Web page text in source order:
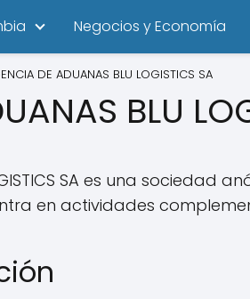
Negocios y Economía
DE ADUANAS BLU LOGISTICS SA
BLU
SA es una
en actividades